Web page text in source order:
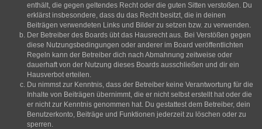
enthält, die gegen geltendes Recht oder die guten Sitten verstoßen. Du
erklärst insbesondere, dass du das Recht besitzt, die in deinen
Beiträgen verwendeten Links und Bilder zu setzen bzw. zu verwenden.
Der Betreiber des Boards übt das Hausrecht aus. Bei Verstößen gegen
diese Nutzungsbedingungen oder anderer im Board veröffentlichten
Regeln kann der Betreiber dich nach Abmahnung zeitweise oder
dauerhaft von der Nutzung dieses Boards ausschließen und dir ein
Hausverbot erteilen.
Du nimmst zur Kenntnis, dass der Betreiber keine Verantwortung für die
Inhalte von Beiträgen übernimmt, die er nicht selbst erstellt hat oder die
er nicht zur Kenntnis genommen hat. Du gestattest dem Betreiber, dein
Benutzerkonto, Beiträge und Funktionen jederzeit zu löschen oder zu
sperren.